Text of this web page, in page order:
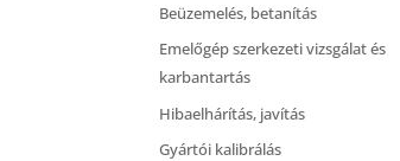
Beüzemelés, betanítás
Emelőgép szerkezeti vizsgálat és
karbantartás
Hibaelhárítás, javítás
Gyártói kalibrálás